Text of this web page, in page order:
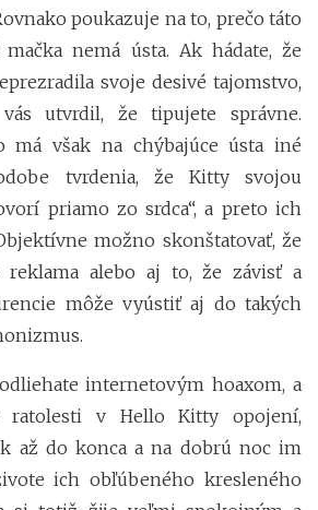
poukazuje na to, prečo táto
nemá ústa. Ak hádate, že
svoje desivé tajomstvo,
utvrdil, že tipujete správne.
má však na chýbajúce ústa iné
tvrdenia, že Kitty svojou
priamo zo srdca“, a preto ich
možno skonštatovať, že
alebo aj to, že závisť a
môže vyústiť aj do takých
internetovým hoaxom, a
ratolesti v Hello Kitty opojení,
až do konca a na dobrú noc im
ich obľúbeného kresleného